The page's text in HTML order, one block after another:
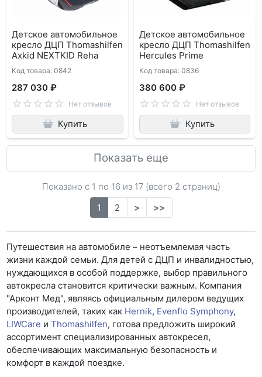
Детское автомобильное
кресло ДЦП Thomashilfen
Axkid NEXTKID Reha
Код товара: 0842
287 030 ₽
Нет отзывов
Купить
Детское автомобильное
кресло ДЦП Thomashilfen
Hercules Prime
Код товара: 0836
380 600 ₽
Нет отзывов
Купить
Показать еще
Показано с 1 по 16 из 17 (всего 2 страниц)
1
2 > >>
Путешествия на автомобиле – неотъемлемая часть
жизни каждой семьи. Для детей с ДЦП и инвалидностью,
нуждающихся в особой поддержке, выбор правильного
автокресла становится критически важным. Компания
"Арконт Мед", являясь официальным дилером ведущих
производителей, таких как Hernik, Evenflo Symphony,
LIWCare иThomashilfen, готова предложить широкий
ассортимент специализированных автокресел,
обеспечивающих максимальную безопасность и
комфорт в каждой поездке.